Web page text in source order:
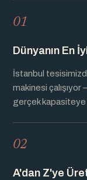
01
Dünyanın En
İstanbul
makinesi
gerçek kapasiteye
02
A'dan Z'ye